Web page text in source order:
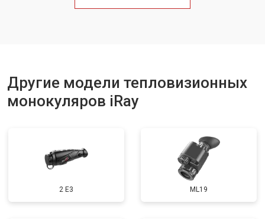
Другие модели тепловизионных
монокуляров iRay
2 E3 ML19